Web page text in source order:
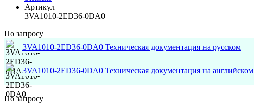
Артикул
3VA1010-2ED36-0DA0
По запросу
3VA1010-2ED36-0DA0 Техническая документация на русском
3VA1010-2ED36-0DA0 Техническая документация на английском
По запросу